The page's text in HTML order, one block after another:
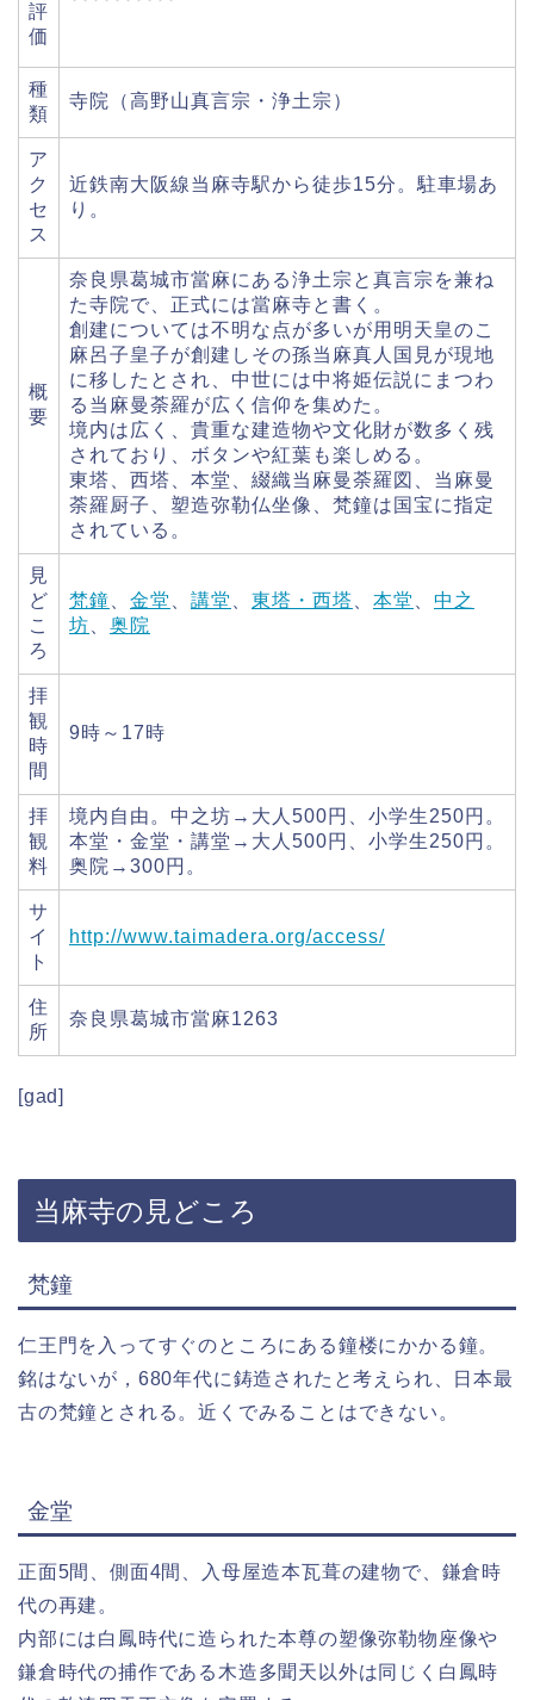
評
価
種
類
寺院（高野山真言宗・浄土宗）
ア
ク
セ
ス
近鉄南大阪線当麻寺駅から徒歩15分。駐車場あ
り。
概
要
奈良県葛城市當麻にある浄土宗と真言宗を兼ね
た寺院で、正式には當麻寺と書く。
創建については不明な点が多いが用明天皇のこ
麻呂子皇子が創建しその孫当麻真人国見が現地
に移したとされ、中世には中将姫伝説にまつわ
る当麻曼荼羅が広く信仰を集めた。
境内は広く、貴重な建造物や文化財が数多く残
されており、ボタンや紅葉も楽しめる。
東塔、西塔、本堂、綴織当麻曼荼羅図、当麻曼
荼羅厨子、塑造弥勒仏坐像、梵鐘は国宝に指定
されている。
見
ど
こ
ろ
梵鐘 金堂 講堂 東塔・西塔 本堂
中之
坊
奥院
拝
観
時
間
9時～17時
拝
観
料
境内自由。中之坊→大人500円、小学生250円。
本堂・金堂・講堂→大人500円、小学生250円。
奥院→300円。
サ
イ
ト
http://www.taimadera.org/access/
住
所
奈良県葛城市當麻1263
[gad]
当麻寺の見どころ
梵鐘
仁王門を入ってすぐのところにある鐘楼にかかる鐘。
銘はないが，680年代に鋳造されたと考えられ、日本最
古の梵鐘とされる。近くでみることはできない。
金堂
正面5間、側面4間、入母屋造本瓦葺の建物で、鎌倉時
代の再建。
内部には白鳳時代に造られた本尊の塑像弥勒物座像や
鎌倉時代の捕作である木造多聞天以外は同じく白鳳時